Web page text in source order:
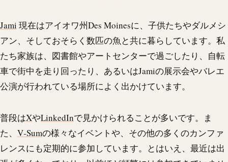
Jami 現在はアイオワ州Des Moinesに、子供たちやダルメシ
アン、そしておそらく数匹の魚と共に暮らしています。私
たち家族は、図書館やアートセンターで過ごしたり、自転
車で街中を走り回ったり、あるいはJamiの展示会やバレエ
公演が行われている場所によく出かけています。
普段はXやLinkedInで見かけられることが多いです。ま
た、 V‑Sumの様々なイベントや、その他の多くのカンファ
レンスにも定期的に参加しています。とはいえ、最近は出